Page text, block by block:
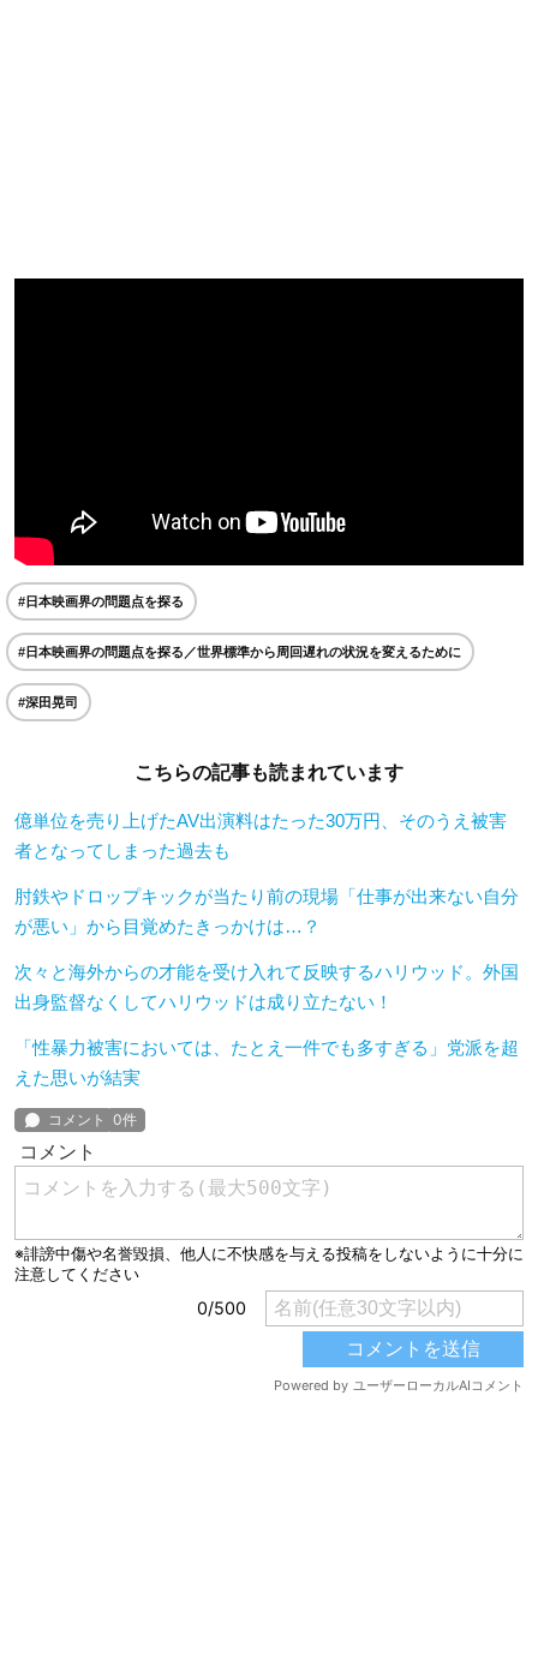
#日本映画界の問題点を探る
#日本映画界の問題点を探る／世界標準から周回遅れの状況を変えるために
#深田晃司
こちらの記事も読まれています
億単位を売り上げたAV出演料はたった30万円、そのうえ被害
者となってしまった過去も
肘鉄やドロップキックが当たり前の現場「仕事が出来ない自分
が悪い」から目覚めたきっかけは…？
次々と海外からの才能を受け入れて反映するハリウッド。外国
出身監督なくしてハリウッドは成り立たない！
「性暴力被害においては、たとえ一件でも多すぎる」党派を超
えた思いが結実